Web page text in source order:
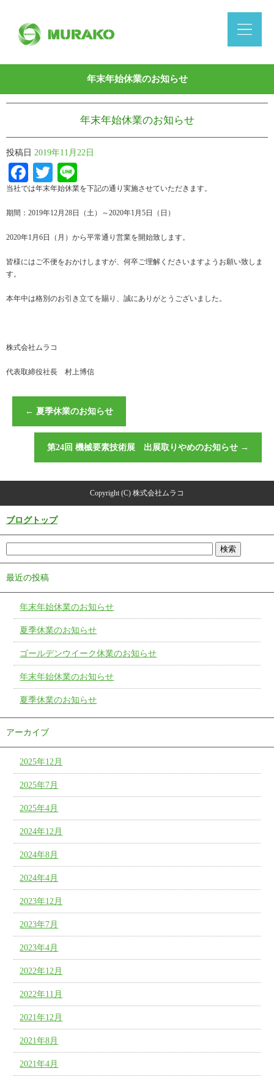
年末年始休業のお知らせ
年末年始休業のお知らせ
投稿日 2019年11月22日
Facebook
Twitter
当社では年末年始休業を下記の通り実施させていただきます。
期間：2019年12月28日（土）～2020年1月5日（日）
2020年1月6日（月）から平常通り営業を開始致します。
皆様にはご不便をおかけしますが、何卒ご理解くださいますようお願い致しま
す。
本年中は格別のお引き立てを賜り、誠にありがとうございました。
株式会社ムラコ
代表取締役社長 村上博信
← 夏季休業のお知らせ
第24回 機械要素技術展 出展取りやめのお知らせ →
Copyright (C) 株式会社ムラコ
ブログトップ
最近の投稿
年末年始休業のお知らせ
夏季休業のお知らせ
ゴールデンウイーク休業のお知らせ
年末年始休業のお知らせ
夏季休業のお知らせ
アーカイブ
2025年12月
2025年7月
2025年4月
2024年12月
2024年8月
2024年4月
2023年12月
2023年7月
2023年4月
2022年12月
2022年11月
2021年12月
2021年8月
2021年4月